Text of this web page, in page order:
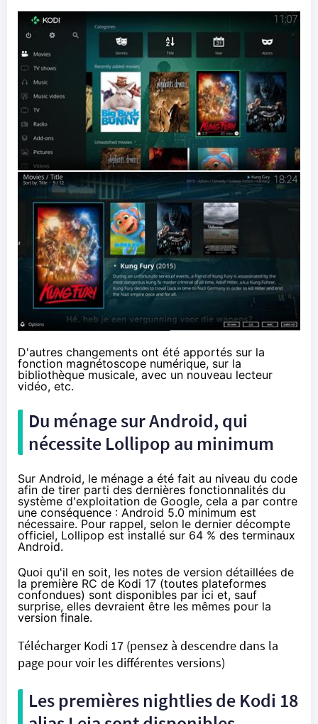
D'autres changements ont été apportés sur la
fonction magnétoscope numérique, sur la
bibliothèque musicale, avec un nouveau lecteur
vidéo, etc.
Du ménage sur Android, qui
nécessite Lollipop au minimum
Sur Android, le ménage a été fait au niveau du code
afin de tirer parti des dernières fonctionnalités du
système d'exploitation de Google, cela a par contre
une conséquence : Android 5.0minimum est
nécessaire. Pour rappel, selon le dernier décompte
officiel, Lollipop est installé sur 64 % des terminaux
Android.
Quoi qu'il en soit, les notes de version détaillées de
la première RC de Kodi 17 (toutes plateformes
confondues) sont disponibles par ici et, sauf
surprise, elles devraient être les mêmes pour la
version finale.
Télécharger Kodi 17 (pensez à descendre dans la
page pour voir les différentes versions)
Les premières nightlies de Kodi 18